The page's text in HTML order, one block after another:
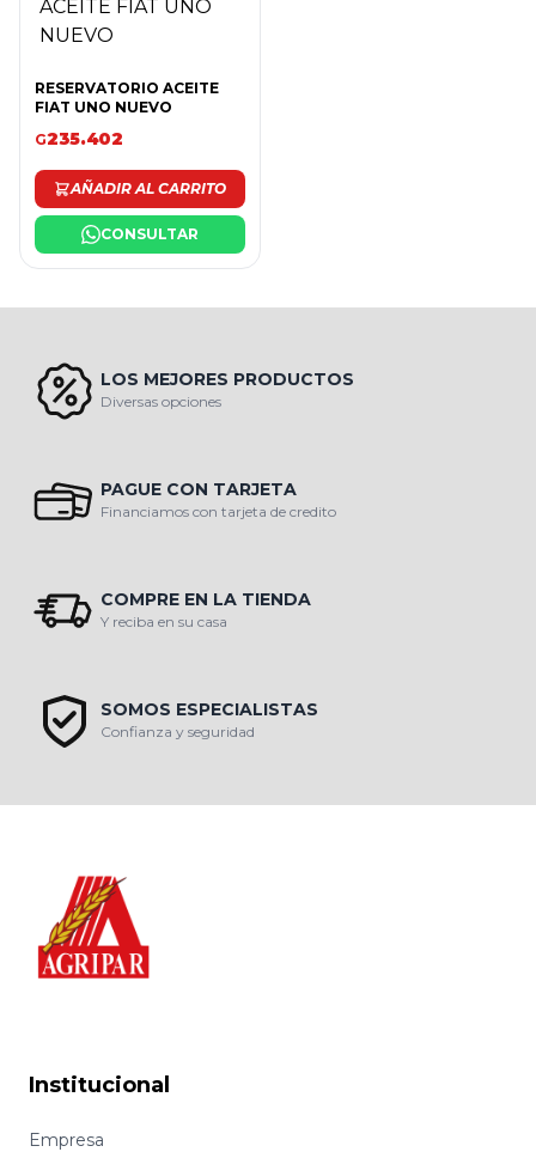
RESERVATORIO ACEITE
FIAT UNO NUEVO
G235.402
AÑADIR AL CARRITO
CONSULTAR
LOS MEJORES PRODUCTOS
Diversas opciones
PAGUE CON TARJETA
Financiamos con tarjeta de credito
COMPRE EN LA TIENDA
Y reciba en su casa
SOMOS ESPECIALISTAS
Confianza y seguridad
Institucional
Empresa